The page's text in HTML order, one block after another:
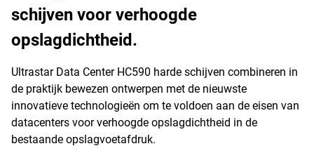
schijven voor verhoogde
opslagdichtheid.
Ultrastar Data Center HC590 harde schijven combineren in
de praktijk bewezen ontwerpen met de nieuwste
innovatieve technologieën om te voldoen aan de eisen van
datacenters voor verhoogde opslagdichtheid in de
bestaande opslagvoetafdruk.